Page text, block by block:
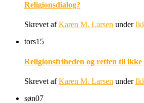
Religionsdialog?
Skrevet afKaren M. Larsen under
tors15
Religionsfriheden og retten til
Skrevet afKaren M. Larsen under
søn07